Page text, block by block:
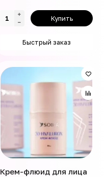
Купить
Быстрый заказ
Крем-флюид для лица